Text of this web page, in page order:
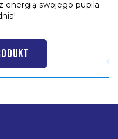
energią swojego pupila